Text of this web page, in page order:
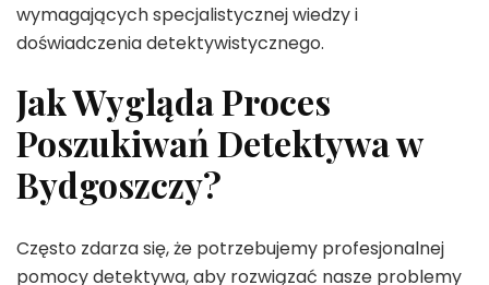
wymagających specjalistycznej wiedzy i
doświadczenia detektywistycznego.
Jak Wygląda Proces
Poszukiwań Detektywa w
Bydgoszczy?
Często zdarza się, że potrzebujemy profesjonalnej
pomocy detektywa, aby rozwiązać nasze problemy